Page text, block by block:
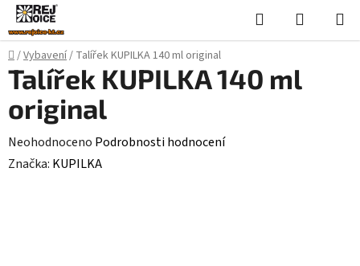
Přejít
na
obsah
Hledat
KOŠÍK
Domů
/Vybavení/ Talířek KUPILKA 140 ml original
Talířek KUPILKA 140 ml
original
Průměrné
hodnocení
Neohodnoceno Podrobnosti hodnocení
Značka: KUPILKA